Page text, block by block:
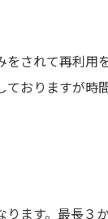
されて再利用
おりますが時
ます。最長３